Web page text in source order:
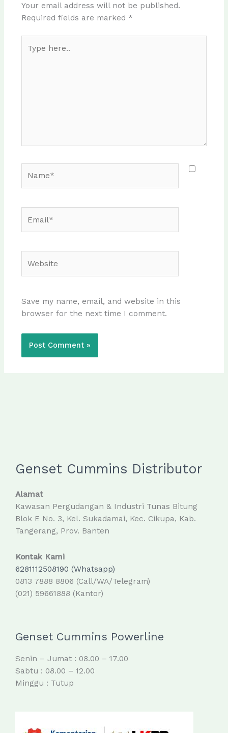
Your email address will not be published.
Required fields are marked *
here..
Save my name, email, and website in this
browser for the next time I comment.
Genset Cummins Distributor
Alamat
Kawasan Pergudangan & Industri Tunas Bitung
Blok E No. 3, Kel. Sukadamai, Kec. Cikupa, Kab.
Tangerang, Prov. Banten
Kontak Kami
6281112508190 (Whatsapp)
0813 7888 8806 (Call/WA/Telegram)
(021) 59661888 (Kantor)
Genset Cummins Powerline
Senin – Jumat : 08.00 – 17.00
Sabtu : 08.00 – 12.00
Minggu : Tutup